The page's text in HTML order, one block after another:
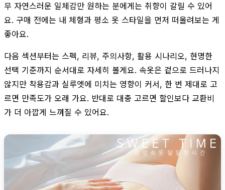
무 자연스러운 일체감만 원하는 분에게는 취향이 갈릴 수 있어
요. 구매 전에는 내 체형과 평소 옷 스타일을 먼저 떠올려보는 게
좋아요.
다음 섹션부터는 스펙, 리뷰, 주의사항, 활용 시나리오, 현명한
선택 기준까지 순서대로 자세히 볼게요. 속옷은 겉으로 드러나지
않지만 착용감과 실루엣에 미치는 영향이 커서, 한 번 제대로 고
르면 만족도가 오래 가요. 반대로 대충 고르면 할인보다 교환비
가 더 아깝게 느껴질 수 있어요.